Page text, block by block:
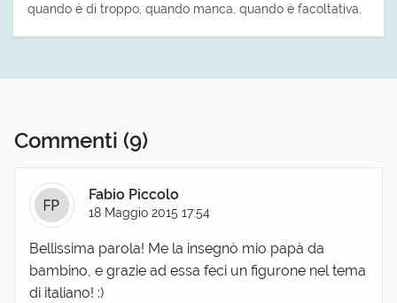
quando è di troppo, quando manca, quando è facoltativa.
Commenti (9)
Fabio Piccolo
18 Maggio 2015 17:54
Bellissima parola! Me la insegnò mio papà da
bambino, e grazie ad essa feci un figurone nel tema
di italiano! :)